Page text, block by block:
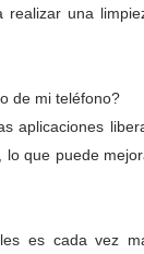
una
de mi teléfono?
aplicaciones
lo que puede
es cada vez